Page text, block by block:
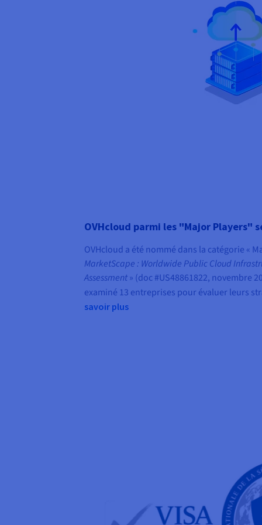
OVHcloud parmi les "Major Players"
OVHcloud a été nommé dans la catégorie «
MarketScape : Worldwide Public Cloud
Assessment» (doc #US48861822, novembre
examiné 13 entreprises pour évaluer leurs
savoir plus